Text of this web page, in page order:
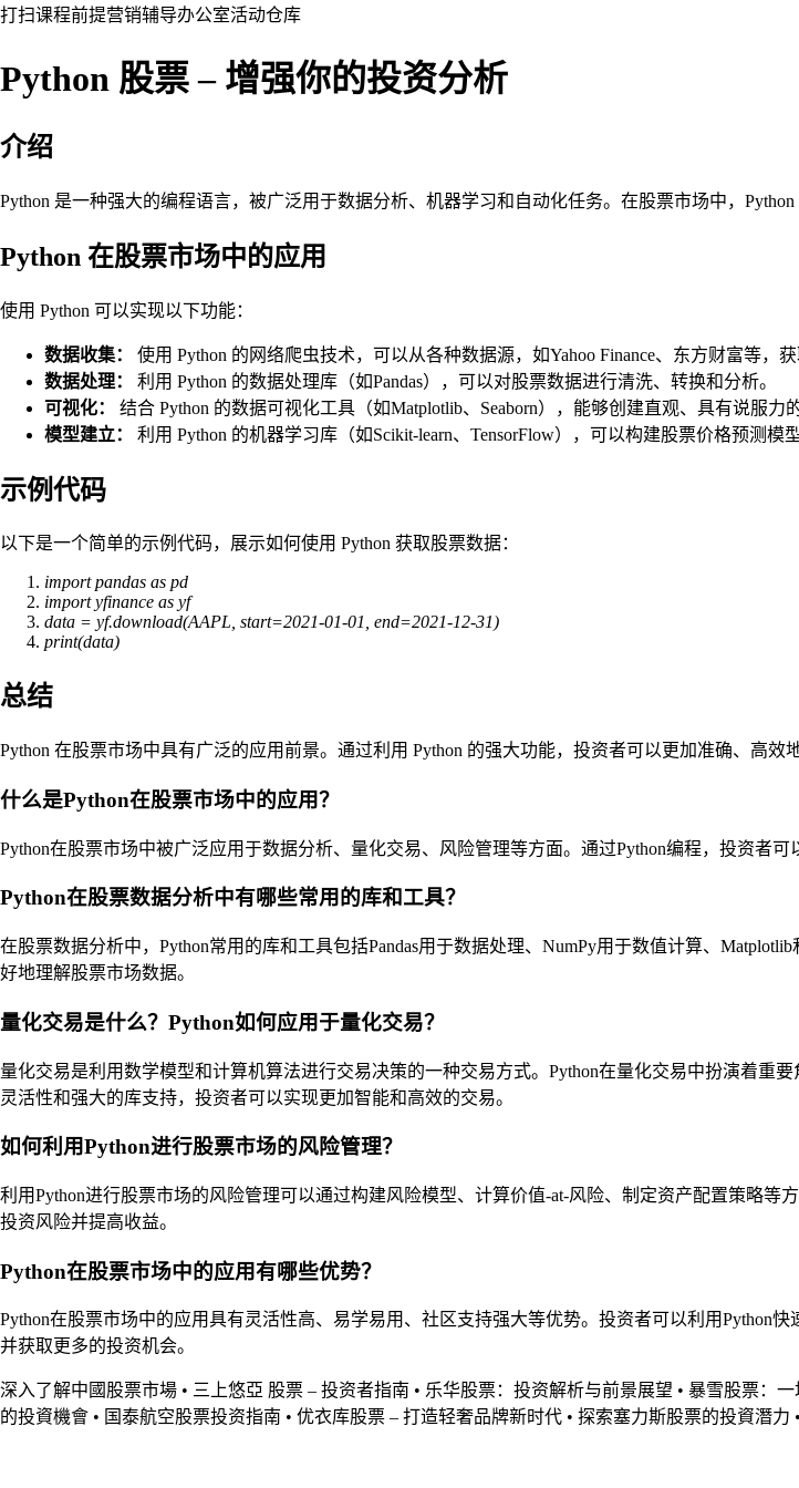
打扫课程前提营销辅导办公室活动仓库
Python 股票 – 增强你的投资分析
介绍
Python 是一种强大的编程语言，被广泛用于数据分析、机器学习和自动化任务。在股票市场中，
Python 在股票市场中的应用
使用 Python 可以实现以下功能：
数据收集：
使用 Python 的网络爬虫技术，可以从各种数据源，如Yahoo Finance、东方财富等，获
数据处理：
利用 Python 的数据处理库（如Pandas），可以对股票数据进行清洗、转换和分析。
可视化：
结合 Python 的数据可视化工具（如Matplotlib、Seaborn），能够创建直观、具有说服力
模型建立：
利用 Python 的机器学习库（如Scikit-learn、TensorFlow），可以构建股票价格预测模
示例代码
以下是一个简单的示例代码，展示如何使用 Python 获取股票数据：
import pandas as pd
import yfinance as yf
data = yf.download(AAPL, start=2021-01-01, end=2021-12-31)
print(data)
总结
Python 在股票市场中具有广泛的应用前景。通过利用 Python 的强大功能，投资者可以更加准确、高效
什么是Python在股票市场中的应用？
Python在股票市场中被广泛应用于数据分析、量化交易、风险管理等方面。通过Python编程，投资者
Python在股票数据分析中有哪些常用的库和工具？
在股票数据分析中，Python常用的库和工具包括Pandas用于数据处理、NumPy用于数值计算、
好地理解股票市场数据。
量化交易是什么？Python如何应用于量化交易？
量化交易是利用数学模型和计算机算法进行交易决策的一种交易方式。Python在量化交易中扮演着重
灵活性和强大的库支持，投资者可以实现更加智能和高效的交易。
如何利用Python进行股票市场的风险管理？
利用Python进行股票市场的风险管理可以通过构建风险模型、计算价值-at-风险、制定资产配置策略
投资风险并提高收益。
Python在股票市场中的应用有哪些优势？
Python在股票市场中的应用具有灵活性高、易学易用、社区支持强大等优势。投资者可以利用Python
并获取更多的投资机会。
深入了解中國股票市場 • 三上悠亞 股票 – 投资者指南 • 乐华股票：投资解析与前景展望 • 暴雪股票：
的投資機會 • 国泰航空股票投资指南 • 优衣库股票 – 打造轻奢品牌新时代 • 探索塞力斯股票的投資潛力 •